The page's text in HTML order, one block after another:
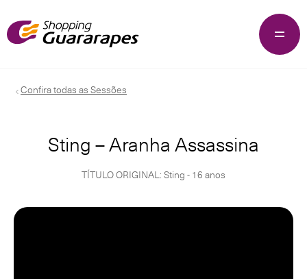
Confira todas as Sessões
Sting – Aranha Assassina
TÍTULO ORIGINAL: Sting - 16 anos